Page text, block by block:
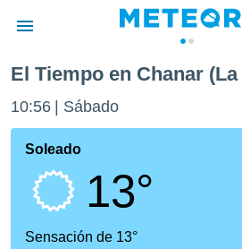
de
por
que se
calidad.
a este
las
El Tiempo en Chanar
10:56 Sábado
Soleado
13°
Sensación de 13°